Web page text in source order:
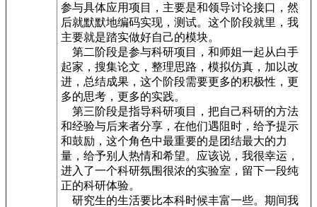
参与具体应用项目，主要是和领导讨论接口，然
后就默默地编码实现，测试。这个阶段就里，我
主要就是踏实做好自己的模块。
第二阶段是参与科研项目，和师姐一起从白手
起家，搜集论文，整理思路，模拟仿真，加以改
进，总结成果，这个阶段需要更多的积极性，更
多的思考，更多的实践。
第三阶段是指导科研项目，把自己科研的方法
和经验与后来者分享，在他们遇阻时，给予提示
和鼓励，这个角色中最重要的是团结最大的力
量，给予别人热情和希望。应该说，我很幸运，
进入了一个科研氛围很浓的实验室，留下一段纯
正的科研体验。
研究生的生活要比本科时候丰富一些。期间我